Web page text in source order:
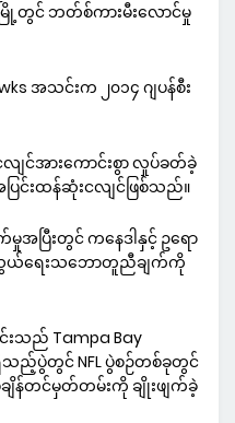
ြို့တွင် ဘတ်စ်ကားမီးလောင်မှု
အသင်းက ၂၀၁၄ ဂျပန်စီး
င်အားကောင်းစွာ လှုပ်ခတ်ခဲ့
ြင်းထန်ဆုံးငလျင်ဖြစ်သည်။
ပြီးတွင် ကနေဒါနှင့် ဥရော
ရေးသဘောတူညီချက်ကို
းသည် Tampa Bay
ည့်ပွဲတွင် NFL ပွဲစဉ်တစ်ခုတွင်
ျိန်တင်မှတ်တမ်းကို ချိုးဖျက်ခဲ့